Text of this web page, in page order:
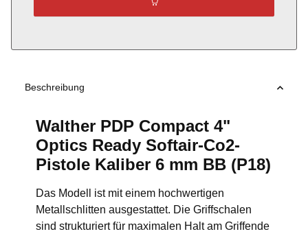
Beschreibung
Walther PDP Compact 4"
Optics Ready Softair-Co2-
Pistole Kaliber 6 mm BB (P18)
Das Modell ist mit einem hochwertigen
Metallschlitten ausgestattet. Die Griffschalen
sind strukturiert für maximalen Halt am Griffende